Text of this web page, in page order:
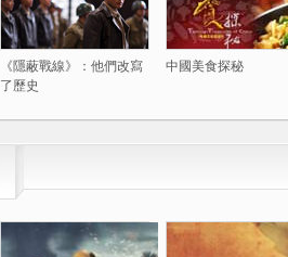
《隱蔽戰線》：他們改寫
了歷史
中國美食探秘